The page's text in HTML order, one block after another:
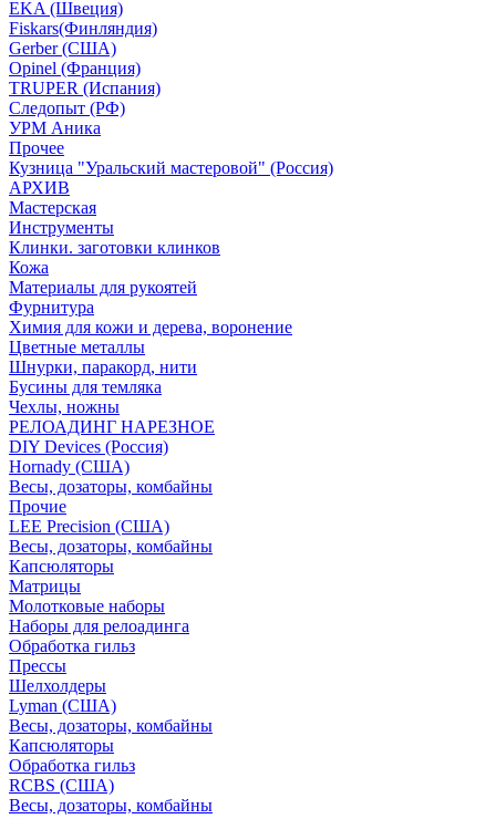
EKA (Швеция)
Fiskars(Финляндия)
Gerber (США)
Opinel (Франция)
TRUPER (Испания)
Следопыт (РФ)
УРМ Аника
Прочее
Кузница "Уральский мастеровой" (Россия)
АРХИВ
Мастерская
Инструменты
Клинки. заготовки клинков
Кожа
Материалы для рукоятей
Фурнитура
Химия для кожи и дерева, воронение
Цветные металлы
Шнурки, паракорд, нити
Бусины для темляка
Чехлы, ножны
РЕЛОАДИНГ НАРЕЗНОЕ
DIY Devices (Россия)
Hornady (США)
Весы, дозаторы, комбайны
Прочие
LEE Precision (США)
Весы, дозаторы, комбайны
Капсюляторы
Матрицы
Молотковые наборы
Наборы для релоадинга
Обработка гильз
Преcсы
Шелхолдеры
Lyman (США)
Весы, дозаторы, комбайны
Капсюляторы
Обработка гильз
RCBS (США)
Весы, дозаторы, комбайны